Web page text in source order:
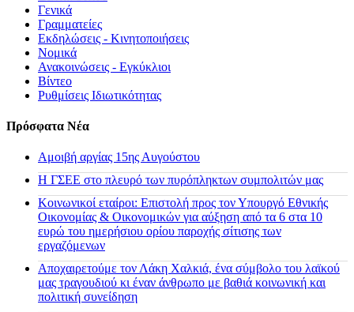
Γενικά
Γραμματείες
Εκδηλώσεις - Κινητοποιήσεις
Νομικά
Ανακοινώσεις - Εγκύκλιοι
Βίντεο
Ρυθμίσεις Ιδιωτικότητας
Πρόσφατα Νέα
Αμοιβή αργίας 15ης Αυγούστου
H ΓΣΕΕ στο πλευρό των πυρόπληκτων συμπολιτών μας
Κοινωνικοί εταίροι: Επιστολή προς τον Υπουργό Εθνικής
Οικονομίας & Οικονομικών για αύξηση από τα 6 στα 10
ευρώ του ημερήσιου ορίου παροχής σίτισης των
εργαζόμενων
Αποχαιρετούμε τον Λάκη Χαλκιά, ένα σύμβολο του λαϊκού
μας τραγουδιού κι έναν άνθρωπο με βαθιά κοινωνική και
πολιτική συνείδηση